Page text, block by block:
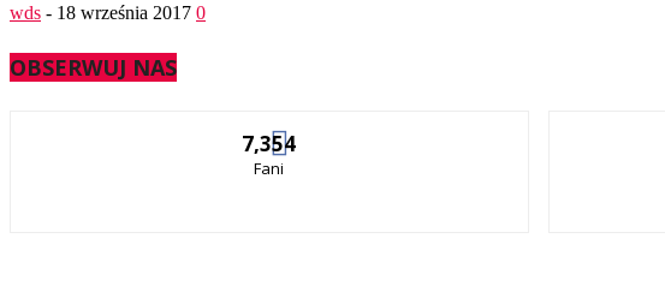
wds - 18 września 2017 0
OBSERWUJ NAS
7,354
Fani